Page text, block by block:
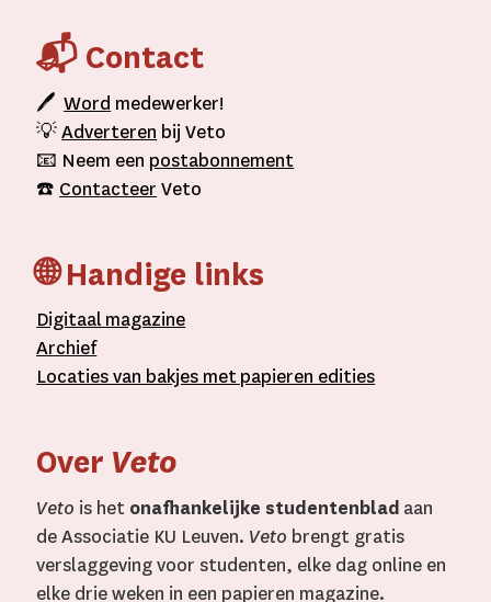
📬 Contact
🖊Word medewerker!
💡Adverteren bij Veto
📧 Neem een postabonnement
☎️ Contacteer Veto
🌐 Handige links
Digitaal magazine
Archief
Locaties van bakjes metpapieren edities
Over Veto
Veto is het onafhankelijke studentenblad aan
de Associatie KU Leuven. Veto brengt gratis
verslaggeving voor studenten, elke dag online en
elke drie weken in een papieren magazine.